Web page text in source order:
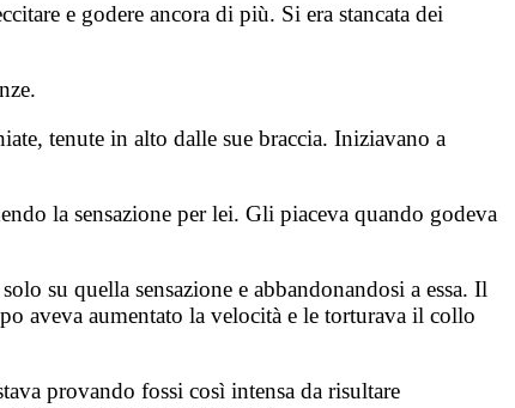
e godere ancora di più. Si era stancata dei
tenute in alto dalle sue braccia. Iniziavano a
la sensazione per lei. Gli piaceva quando godeva
su quella sensazione e abbandonandosi a essa. Il
aveva aumentato la velocità e le torturava il collo
provando fossi così intensa da risultare